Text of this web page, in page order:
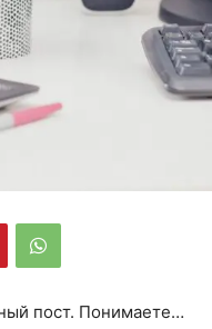
пост. Понимаете…